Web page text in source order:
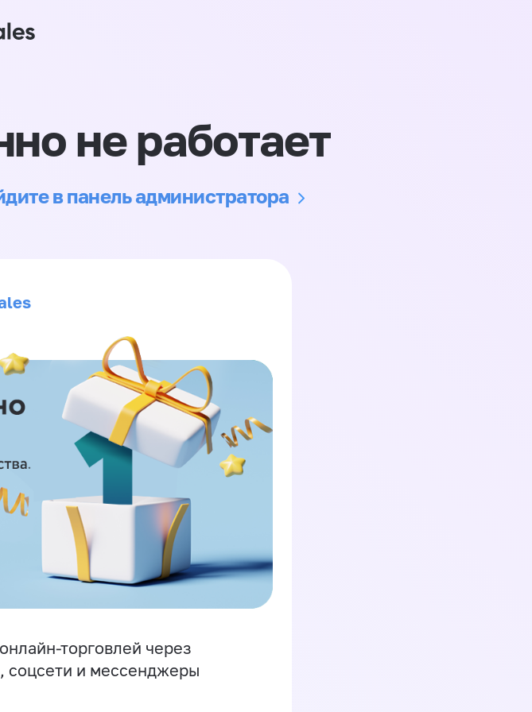
не работает
в панель администратора
торговлей через
соцсети и мессенджеры